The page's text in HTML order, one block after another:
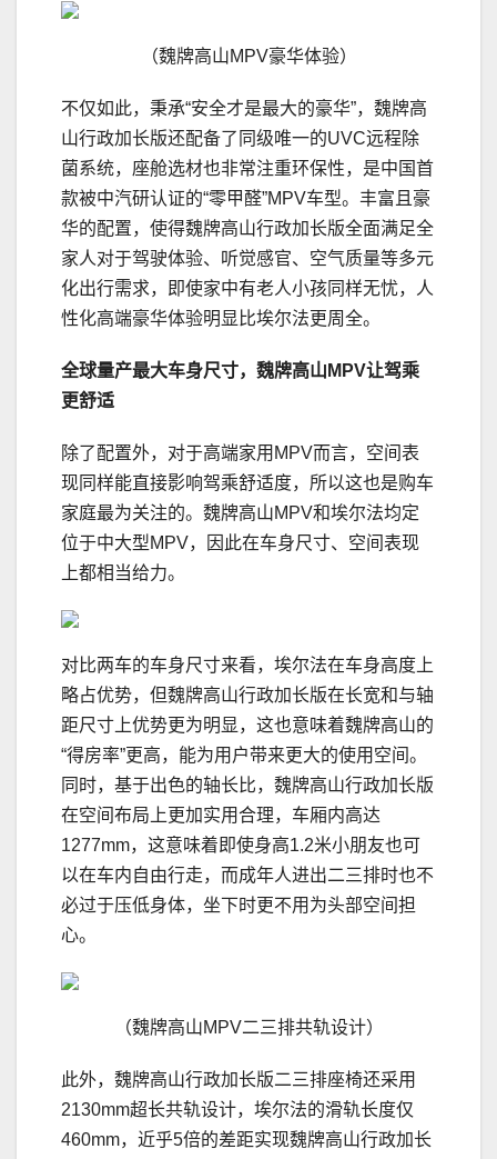
（魏牌高山MPV豪华体验）
不仅如此，秉承“安全才是最大的豪华”，魏牌高
山行政加长版还配备了同级唯一的UVC远程除
菌系统，座舱选材也非常注重环保性，是中国首
款被中汽研认证的“零甲醛”MPV车型。丰富且豪
华的配置，使得魏牌高山行政加长版全面满足全
家人对于驾驶体验、听觉感官、空气质量等多元
化出行需求，即使家中有老人小孩同样无忧，人
性化高端豪华体验明显比埃尔法更周全。
全球量产最大车身尺寸，魏牌高山MPV让驾乘
更舒适
除了配置外，对于高端家用MPV而言，空间表
现同样能直接影响驾乘舒适度，所以这也是购车
家庭最为关注的。魏牌高山MPV和埃尔法均定
位于中大型MPV，因此在车身尺寸、空间表现
上都相当给力。
对比两车的车身尺寸来看，埃尔法在车身高度上
略占优势，但魏牌高山行政加长版在长宽和与轴
距尺寸上优势更为明显，这也意味着魏牌高山的
“得房率”更高，能为用户带来更大的使用空间。
同时，基于出色的轴长比，魏牌高山行政加长版
在空间布局上更加实用合理，车厢内高达
1277mm，这意味着即使身高1.2米小朋友也可
以在车内自由行走，而成年人进出二三排时也不
必过于压低身体，坐下时更不用为头部空间担
心。
（魏牌高山MPV二三排共轨设计）
此外，魏牌高山行政加长版二三排座椅还采用
2130mm超长共轨设计，埃尔法的滑轨长度仅
460mm，近乎5倍的差距实现魏牌高山行政加长